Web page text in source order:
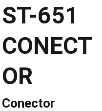
ST-651
CONECT
OR
Conector